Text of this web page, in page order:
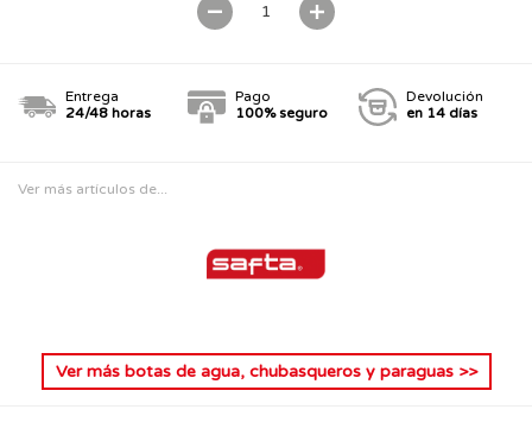
Entrega
24/48 horas
Pago
100% seguro
Devolución
en 14 días
Ver más artículos de...
Ver más botas de agua, chubasqueros y paraguas>>